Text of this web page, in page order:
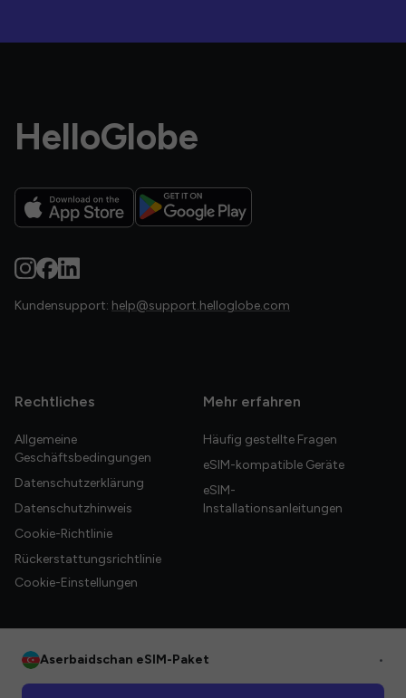
HelloGlobe
Kundensupport: help@support.helloglobe.com
Rechtliches
Allgemeine
Geschäftsbedingungen
Datenschutzerklärung
Datenschutzhinweis
Cookie-Richtlinie
Rückerstattungsrichtlinie
Cookie-Einstellungen
Mehr erfahren
Häufig gestellte Fragen
eSIM-kompatible Geräte
eSIM-
Installationsanleitungen
Aserbaidschan eSIM-Paket •